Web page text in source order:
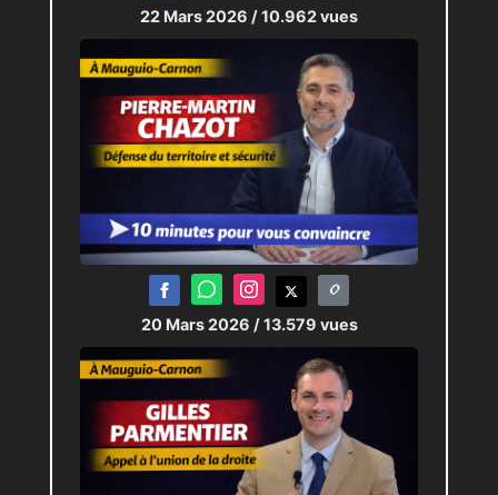
22 Mars 2026 / 10.962 vues
20 Mars 2026 / 13.579 vues